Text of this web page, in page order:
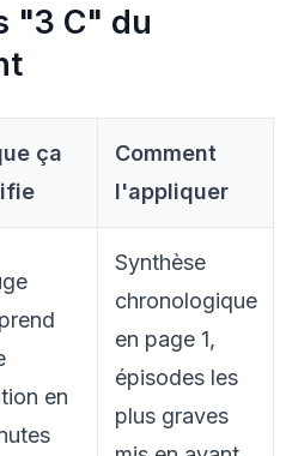
"3 C" du
ça
Comment
l'appliquer
en
Synthèse
chronologique
en page 1,
épisodes les
plus graves